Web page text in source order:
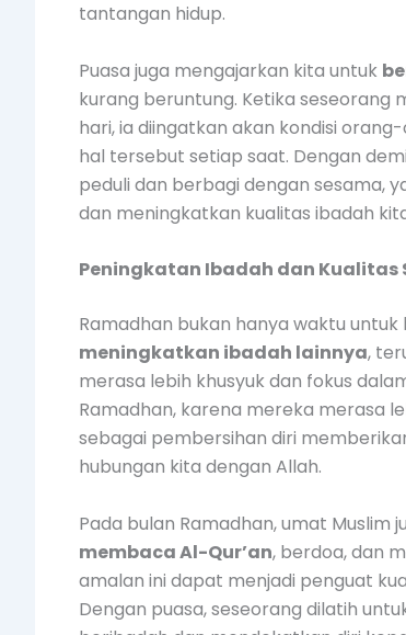
tantangan hidup.
Puasa juga mengajarkan kita untuk
kurang beruntung. Ketika seseorang
hari, ia diingatkan akan kondisi
hal tersebut setiap saat. Dengan
peduli dan berbagi dengan sesama,
dan meningkatkan kualitas ibadah
Peningkatan Ibadah dan Kualitas
Ramadhan bukan hanya waktu
meningkatkan ibadah lainnya,
merasa lebih khusyuk dan fokus
Ramadhan, karena mereka merasa
sebagai pembersihan diri
hubungan kita dengan Allah.
Pada bulan Ramadhan, umat
membaca Al-Qur’an, berdoa, dan
amalan ini dapat menjadi penguat
Dengan puasa, seseorang dilatih